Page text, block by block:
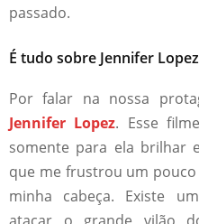
passado.
É tudo sobre Jennifer Lopez
Por falar na nossa
Jennifer Lopez. Esse
somente para ela brilhar
que me frustrou um
minha cabeça. Existe